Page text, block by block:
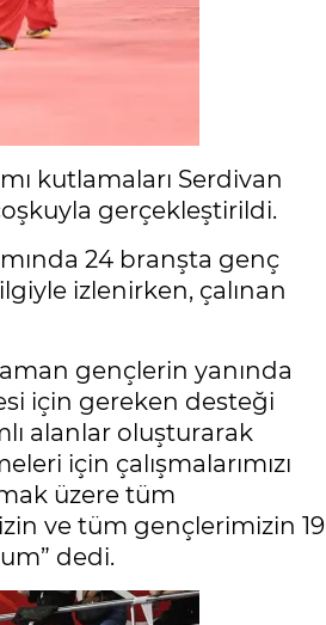
kutlamaları Serdivan
gerçekleştirildi.
24 branşta genç
izlenirken, çalınan
gençlerin yanında
için gereken desteği
alanlar oluşturarak
için çalışmalarımızı
üzere tüm
ve tüm gençlerimizin 19
dedi.